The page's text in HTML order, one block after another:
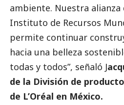
ambiente. Nuestra alianza
Instituto de Recursos
permite continuar
hacia una belleza
todas y todos”, señaló J
de la División de
de L’Oréal en México.